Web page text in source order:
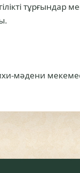
тұрғындар
мәдени